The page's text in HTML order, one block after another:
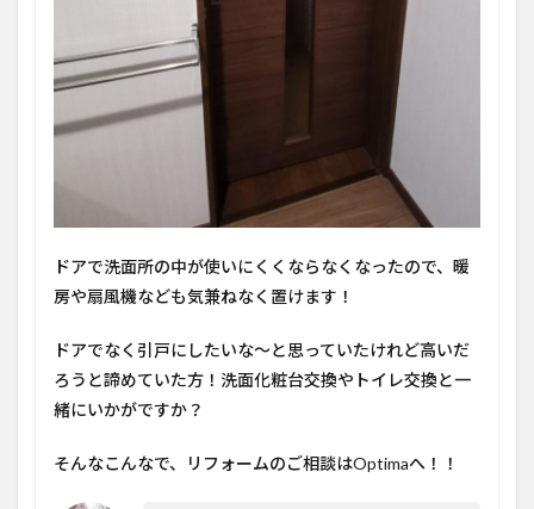
ドアで洗面所の中が使いにくくならなくなったので、暖
房や扇風機なども気兼ねなく置けます！
ドアでなく引戸にしたいな～と思っていたけれど高いだ
ろうと諦めていた方！洗面化粧台交換やトイレ交換と一
緒にいかがですか？
そんなこんなで、リフォームのご相談はOptimaへ！！